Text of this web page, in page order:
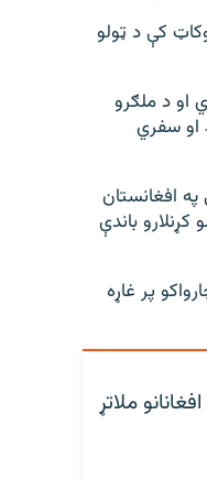
کې د ټولو
او د ملګرو
او سفري
افغانستان
باندې
پر غاړه
ملاتړ